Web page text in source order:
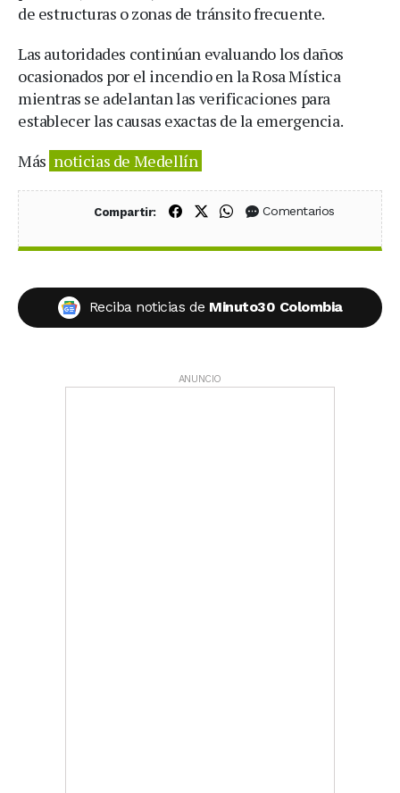
de estructuras o zonas de tránsito frecuente.
Las autoridades continúan evaluando los daños
ocasionados por el incendio en la Rosa Mística
mientras se adelantan las verificaciones para
establecer las causas exactas de la emergencia.
Más noticias de Medellín
Compartir: Compartir en Facebook
Compartir en X (Twitter)
Compartir en WhatsApp
Comentarios
Reciba noticias de Minuto30 Colombia
ANUNCIO